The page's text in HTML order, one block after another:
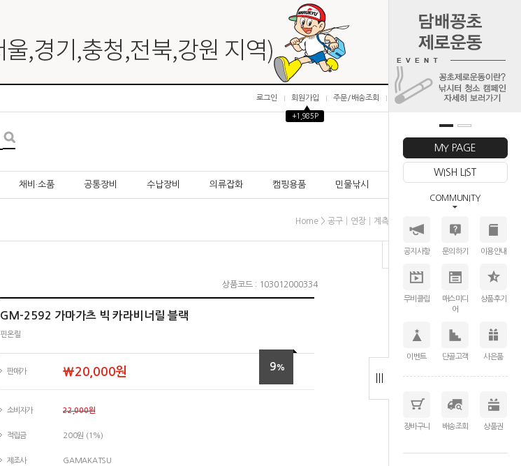
MY PAGE
WISH LIST
COMMUNITY
공지사항 문의하기 이용안내
무비클립
매스미디
어
상품후기
이벤트 단골고객 사은품
장바구니 배송조회 상품권
로그인 회원가입
▲
+1,985P
주문/배송조회 마이페이지
채비·소품 공통장비 수납장비 의류잡화 캠핑용품 민물낚시 바다낚시
Home > 공구│연장│계측
상품코드 : 103012000334
GM-2592 가마가츠 빅 카라비너릴 블랙
핀온릴
판매가 ￦20,000원 9%
소비자가 22,000원
적립금 200원 (1%)
제조사 GAMAKATSU